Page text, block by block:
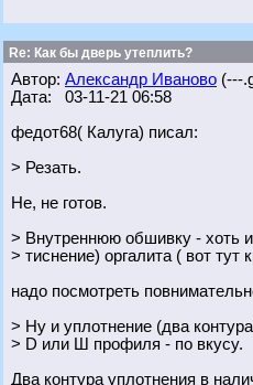
Re: Как бы дверь утеплить?
Автор: Александр Иваново (---
Дата: 03-11-21 06:58
федот68( Калуга) писал:
> Резать.
Не, не готов.
> Внутреннюю обшивку - хоть
> тиснение) оргалита ( вот
надо посмотреть
> Ну и уплотнение (два
> D или Ш профиля - по вкусу.
Два контура уплотнения в